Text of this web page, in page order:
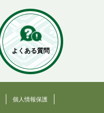
よくある質問
個人情報保護